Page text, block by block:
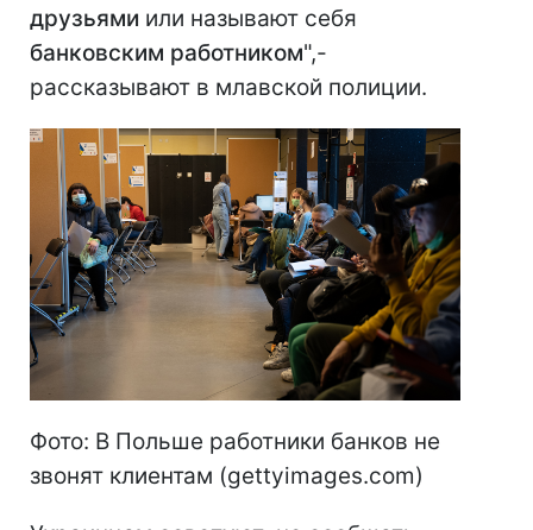
друзьями или называют себя
банковским работником",-
рассказывают в млавской полиции.
Фото: В Польше работники банков не
звонят клиентам (gettyimages.com)